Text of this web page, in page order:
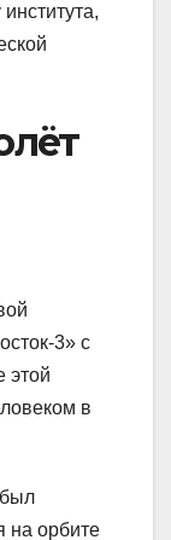
3» с
этой
в
на орбите